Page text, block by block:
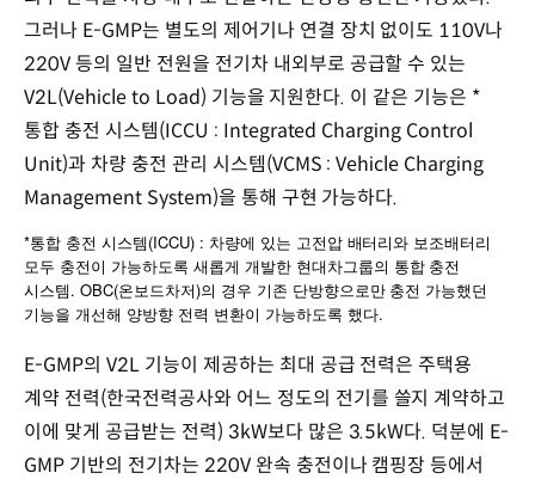
그러나 E-GMP는 별도의 제어기나 연결 장치 없이도 110V나
220V 등의 일반 전원을 전기차 내외부로 공급할 수 있는
V2L(Vehicle to Load) 기능을 지원한다. 이 같은 기능은 *
통합 충전 시스템(ICCU : Integrated Charging Control
Unit)과 차량 충전 관리 시스템(VCMS : Vehicle Charging
Management System)을 통해 구현 가능하다.
*통합 충전 시스템 (ICCU) : 차량에 있는 고전압 배터리와 보조배터리
모두 충전이 가능하도록 새롭게 개발한 현대차그룹의 통합 충전
시스템 . OBC(온보드차저)의 경우 기존 단방향으로만 충전 가능했던
기능을 개선해 양방향 전력 변환이 가능하도록 했다.
E-GMP의 V2L 기능이 제공하는 최대 공급 전력은 주택용
계약 전력(한국전력공사와 어느 정도의 전기를 쓸지 계약하고
이에 맞게 공급받는 전력) 3kW보다 많은 3.5kW다. 덕분에 E-
GMP 기반의 전기차는 220V 완속 충전이나 캠핑장 등에서